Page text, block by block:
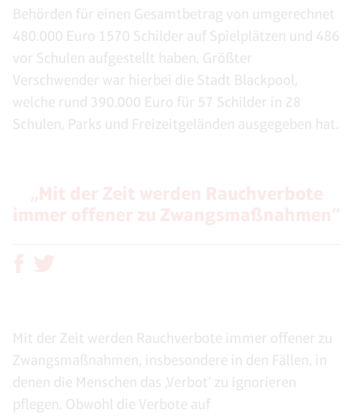
Behörden für einen Gesamtbetrag von umgerechnet
480.000 Euro 1570 Schilder auf Spielplätzen und 486
vor Schulen aufgestellt haben. Größter
Verschwender war hierbei die Stadt Blackpool,
welche rund 390.000 Euro für 57 Schilder in 28
Schulen, Parks und Freizeitgeländen ausgegeben hat.
Mit der Zeit werden Rauchverbote immer offener zu
Zwangsmaßnahmen, insbesondere in den Fällen, in
denen die Menschen das ‚Verbot‘ zu ignorieren
pflegen. Obwohl die Verbote auf